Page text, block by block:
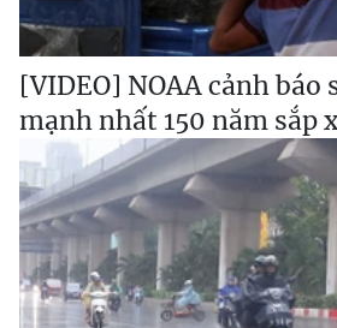
[VIDEO] NOAA cảnh báo
mạnh nhất 150 năm sắp